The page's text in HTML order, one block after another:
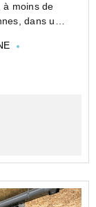
à moins de
dans une